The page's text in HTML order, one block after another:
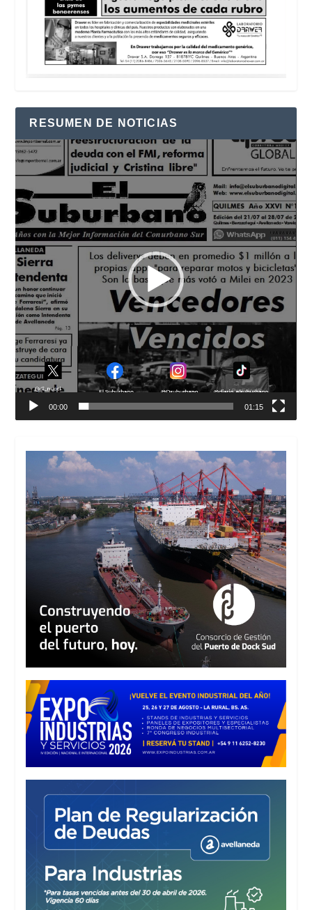
RESUMEN DE NOTICIAS
Reproductor
de
vídeo
00:00 01:15